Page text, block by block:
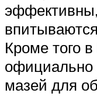
Кроме того
официально
мазей для